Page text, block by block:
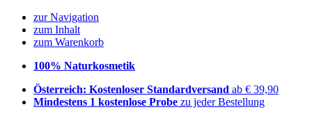
zur Navigation
zum Inhalt
zum Warenkorb
100% Naturkosmetik
Österreich: Kostenloser Standardversand ab € 39,90
Mindestens 1 kostenlose Probe zu jeder Bestellung